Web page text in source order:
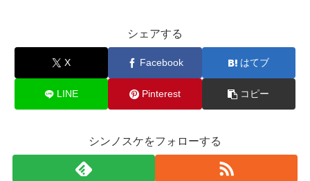
シェアする
X Facebook はてブ
LINE Pinterest コピー
シンノスケをフォローする